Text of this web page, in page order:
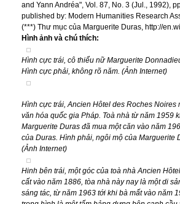
and Yann Andréa", Vol. 87, No. 3 (Jul., 1992),
published by: Modern Humanities Research
(***) Thư mục của Marguerite Duras, http://
Hình ảnh và chú thích:
Hình cực trái, cô thiểu nữ Marguerite
Hình cực phải, không rõ năm. (Ảnh Internet)
Hình cực trái, Ancien Hôtel des Roches
văn hóa quốc gia Pháp. Toà nhà từ năm 1959
Marguerite Duras đã mua một căn vào năm
của Duras. Hình phải, ngôi mộ của Marguerite
(Ảnh Internet)
Hinh bên trái, một góc của toà nhà Ancien
cất vào năm 1886, tòa nhà này nay là một di
sáng tác, từ năm 1963 tới khi bà mất vào năm